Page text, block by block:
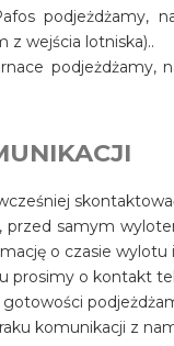
podjeżdżamy,
z wejścia lotniska)..
podjeżdżamy,
przed samym
o czasie
prosimy o kontakt
komunikacji z